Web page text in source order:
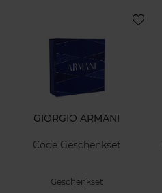
GIORGIO ARMANI
Code Geschenkset
Geschenkset